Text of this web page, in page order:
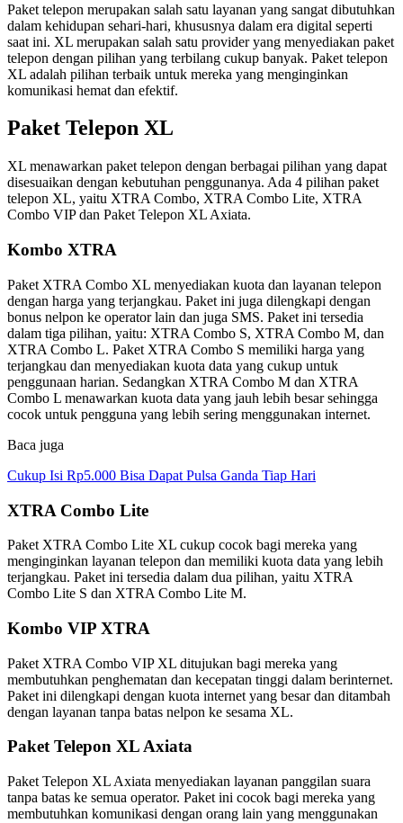
Paket telepon merupakan salah satu layanan yang sangat dibutuhkan
dalam kehidupan sehari-hari, khususnya dalam era digital seperti
saat ini. XL merupakan salah satu provider yang menyediakan paket
telepon dengan pilihan yang terbilang cukup banyak. Paket telepon
XL adalah pilihan terbaik untuk mereka yang menginginkan
komunikasi hemat dan efektif.
Paket Telepon XL
XL menawarkan paket telepon dengan berbagai pilihan yang dapat
disesuaikan dengan kebutuhan penggunanya. Ada 4 pilihan paket
telepon XL, yaitu XTRA Combo, XTRA Combo Lite, XTRA
Combo VIP dan Paket Telepon XL Axiata.
Kombo XTRA
Paket XTRA Combo XL menyediakan kuota dan layanan telepon
dengan harga yang terjangkau. Paket ini juga dilengkapi dengan
bonus nelpon ke operator lain dan juga SMS. Paket ini tersedia
dalam tiga pilihan, yaitu: XTRA Combo S, XTRA Combo M, dan
XTRA Combo L. Paket XTRA Combo S memiliki harga yang
terjangkau dan menyediakan kuota data yang cukup untuk
penggunaan harian. Sedangkan XTRA Combo M dan XTRA
Combo L menawarkan kuota data yang jauh lebih besar sehingga
cocok untuk pengguna yang lebih sering menggunakan internet.
Baca juga
Cukup Isi Rp5.000 Bisa Dapat Pulsa Ganda Tiap Hari
XTRA Combo Lite
Paket XTRA Combo Lite XL cukup cocok bagi mereka yang
menginginkan layanan telepon dan memiliki kuota data yang lebih
terjangkau. Paket ini tersedia dalam dua pilihan, yaitu XTRA
Combo Lite S dan XTRA Combo Lite M.
Kombo VIP XTRA
Paket XTRA Combo VIP XL ditujukan bagi mereka yang
membutuhkan penghematan dan kecepatan tinggi dalam berinternet.
Paket ini dilengkapi dengan kuota internet yang besar dan ditambah
dengan layanan tanpa batas nelpon ke sesama XL.
Paket Telepon XL Axiata
Paket Telepon XL Axiata menyediakan layanan panggilan suara
tanpa batas ke semua operator. Paket ini cocok bagi mereka yang
membutuhkan komunikasi dengan orang lain yang menggunakan